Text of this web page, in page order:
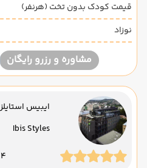
قیمت کودک بدون تخت (هرنفر)
نوزاد
مشاوره و رزرو رایگان
ایبیس استایلز
Ibis Styles
4 شب